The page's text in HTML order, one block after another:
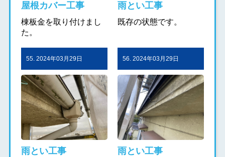
屋根カバー工事
棟板金を取り付けまし
た。
雨とい工事
既存の状態です。
55. 2024年03月29日
雨とい工事
56. 2024年03月29日
雨とい工事